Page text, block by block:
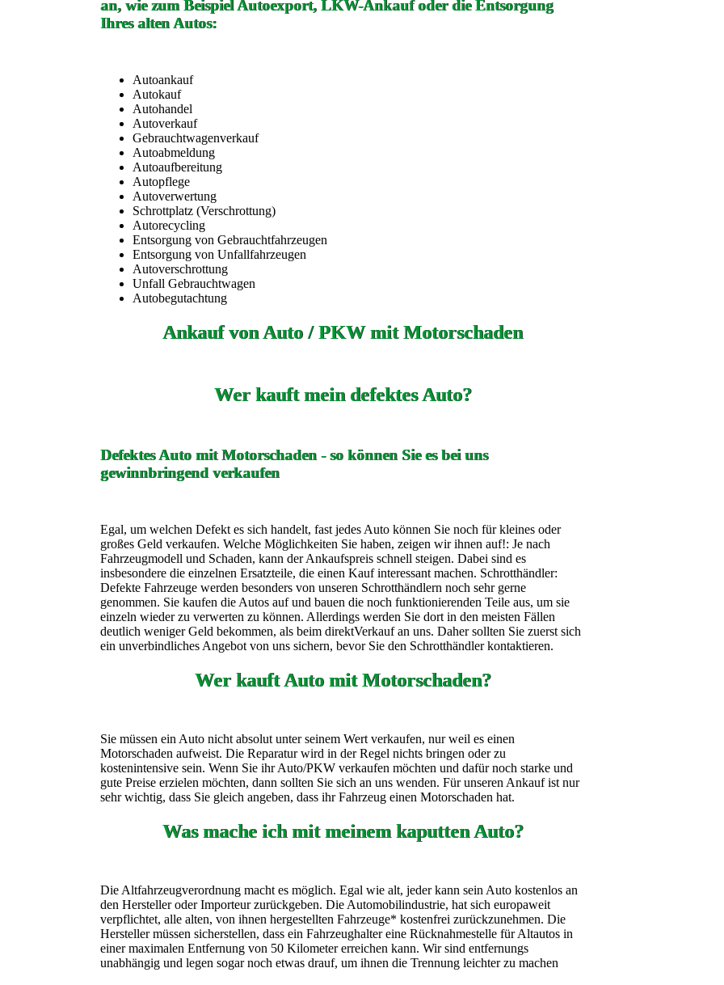
an, wie zum Beispiel Autoexport, LKW-Ankauf oder die Entsorgung
Ihres alten Autos:
Autoankauf
Autokauf
Autohandel
Autoverkauf
Gebrauchtwagenverkauf
Autoabmeldung
Autoaufbereitung
Autopflege
Autoverwertung
Schrottplatz (Verschrottung)
Autorecycling
Entsorgung von Gebrauchtfahrzeugen
Entsorgung von Unfallfahrzeugen
Autoverschrottung
Unfall Gebrauchtwagen
Autobegutachtung
Ankauf von Auto / PKW mit Motorschaden
Wer kauft mein defektes Auto?
Defektes Auto mit Motorschaden - so können Sie es bei uns
gewinnbringend verkaufen
Egal, um welchen Defekt es sich handelt, fast jedes Auto können Sie noch für kleines oder
großes Geld verkaufen. Welche Möglichkeiten Sie haben, zeigen wir ihnen auf!: Je nach
Fahrzeugmodell und Schaden, kann der Ankaufspreis schnell steigen. Dabei sind es
insbesondere die einzelnen Ersatzteile, die einen Kauf interessant machen. Schrotthändler:
Defekte Fahrzeuge werden besonders von unseren Schrotthändlern noch sehr gerne
genommen. Sie kaufen die Autos auf und bauen die noch funktionierenden Teile aus, um sie
einzeln wieder zu verwerten zu können. Allerdings werden Sie dort in den meisten Fällen
deutlich weniger Geld bekommen, als beim direktVerkauf an uns. Daher sollten Sie zuerst sich
ein unverbindliches Angebot von uns sichern, bevor Sie den Schrotthändler kontaktieren.
Wer kauft Auto mit Motorschaden?
Sie müssen ein Auto nicht absolut unter seinem Wert verkaufen, nur weil es einen
Motorschaden aufweist. Die Reparatur wird in der Regel nichts bringen oder zu
kostenintensive sein. Wenn Sie ihr Auto/PKW verkaufen möchten und dafür noch starke und
gute Preise erzielen möchten, dann sollten Sie sich an uns wenden. Für unseren Ankauf ist nur
sehr wichtig, dass Sie gleich angeben, dass ihr Fahrzeug einen Motorschaden hat.
Was mache ich mit meinem kaputten Auto?
Die Altfahrzeugverordnung macht es möglich. Egal wie alt, jeder kann sein Auto kostenlos an
den Hersteller oder Importeur zurückgeben. Die Automobilindustrie, hat sich europaweit
verpflichtet, alle alten, von ihnen hergestellten Fahrzeuge* kostenfrei zurückzunehmen. Die
Hersteller müssen sicherstellen, dass ein Fahrzeughalter eine Rücknahmestelle für Altautos in
einer maximalen Entfernung von 50 Kilometer erreichen kann. Wir sind entfernungs
unabhängig und legen sogar noch etwas drauf, um ihnen die Trennung leichter zu machen